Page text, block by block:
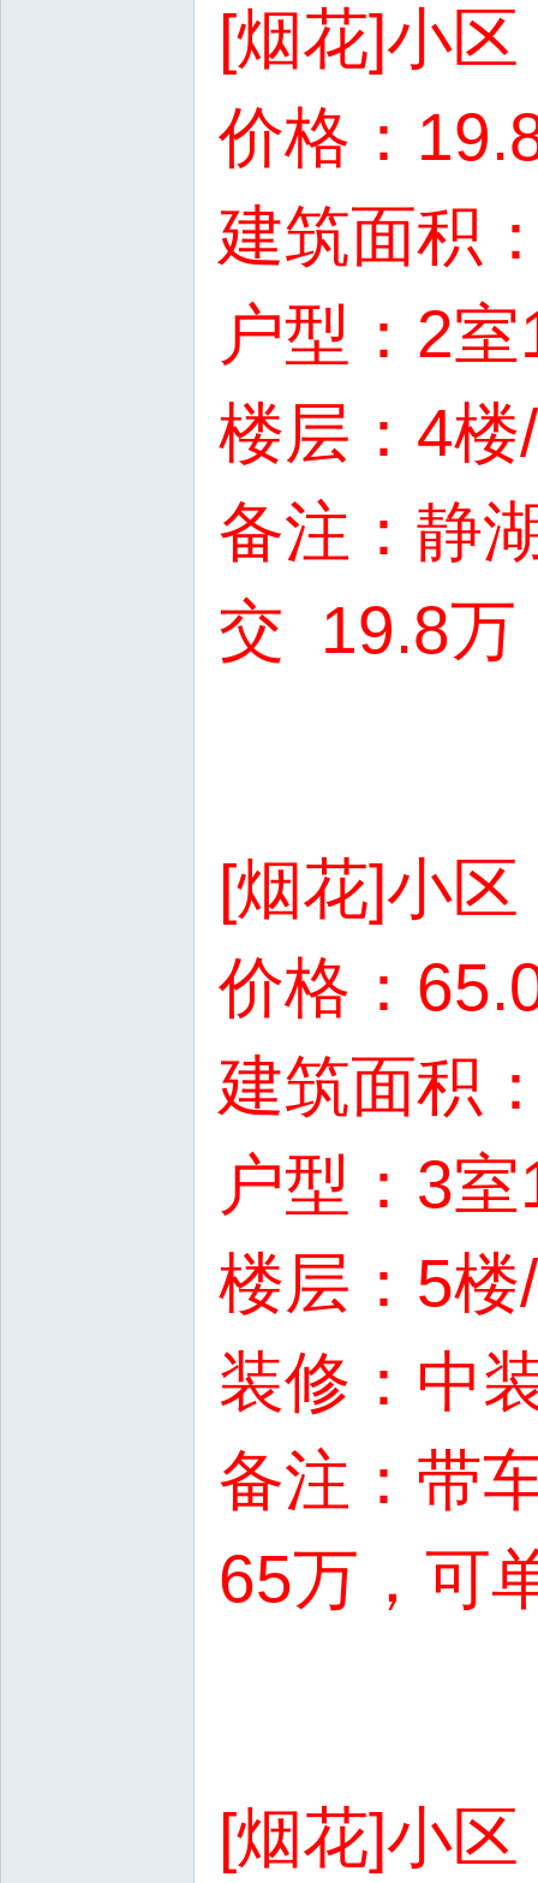
[烟花]小
价格：
建筑面积
户型：2
楼层：4
备注：静
交 19.8
[烟花]小
价格：
建筑面积
户型：3
楼层：5
装修：中
备注：带
65万，可
[烟花]小